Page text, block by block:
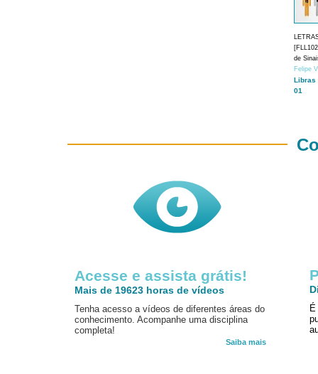
de
Felipe
Libras
01
Acesse e assista grátis!
Mais de 19623 horas de vídeos
Tenha acesso a vídeos de diferentes áreas do
conhecimento. Acompanhe uma disciplina
completa!
Saiba mais